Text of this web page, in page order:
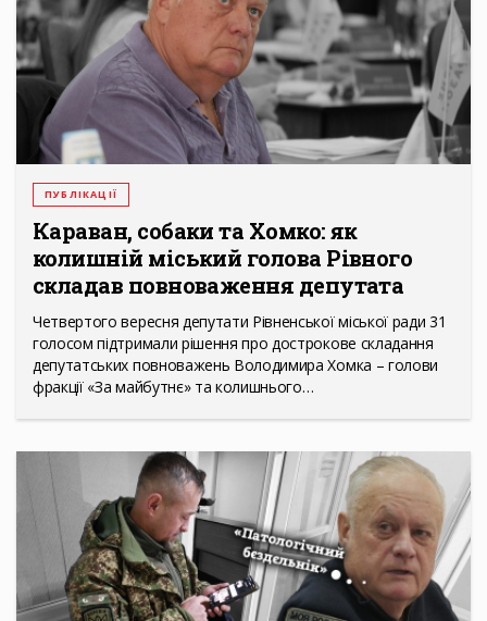
ПУБЛІКАЦІЇ
Караван, собаки та Хомко: як
колишній міський голова Рівного
складав повноваження депутата
Четвертого вересня депутати Рівненської міської ради 31
голосом підтримали рішення про дострокове складання
депутатських повноважень Володимира Хомка – голови
фракції «За майбутнє» та колишнього…